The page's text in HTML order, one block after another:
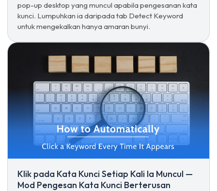
pop-up desktop yang muncul apabila pengesanan kata
kunci. Lumpuhkan ia daripada tab Detect Keyword
untuk mengekalkan hanya amaran bunyi.
Klik pada Kata Kunci Setiap Kali Ia Muncul —
Mod Pengesan Kata Kunci Berterusan